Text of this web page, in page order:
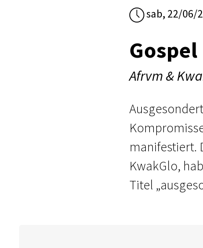
sab, 22/06/
Afrvm &
manifestiert.
KwakGlo,
Titel